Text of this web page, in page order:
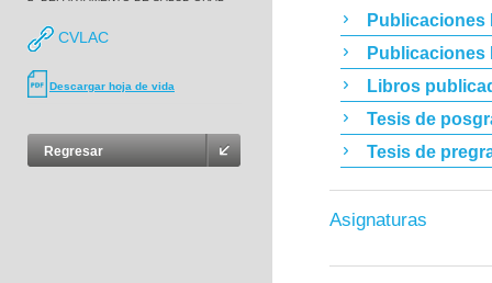
CVLAC
Descargar hoja de vida
Regresar
Publicaciones
Publicaciones
Libros
Tesis de
Tesis de
Asignaturas